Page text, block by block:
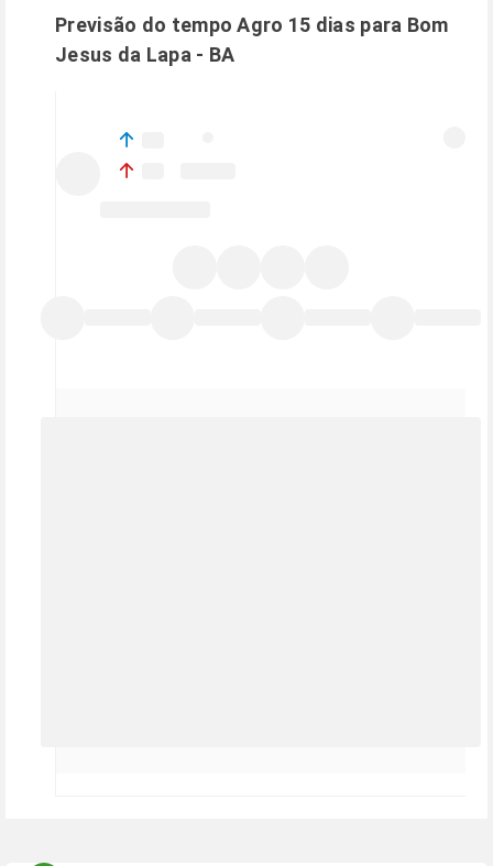
Previsão do tempo Agro 15 dias para Bom
Jesus da Lapa - BA